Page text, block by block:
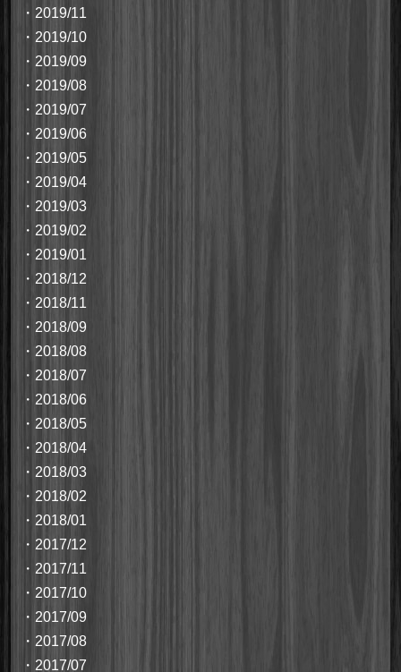
・ 2019/11
・ 2019/10
・ 2019/09
・ 2019/08
・ 2019/07
・ 2019/06
・ 2019/05
・ 2019/04
・ 2019/03
・ 2019/02
・ 2019/01
・ 2018/12
・ 2018/11
・ 2018/09
・ 2018/08
・ 2018/07
・ 2018/06
・ 2018/05
・ 2018/04
・ 2018/03
・ 2018/02
・ 2018/01
・ 2017/12
・ 2017/11
・ 2017/10
・ 2017/09
・ 2017/08
・ 2017/07